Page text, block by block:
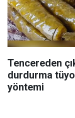
Tencereden
durdurma
yöntemi